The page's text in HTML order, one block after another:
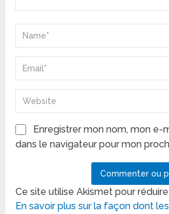
Enregistrer mon nom, mon e-
dans le navigateur pour mon
Ce site utilise Akismet pour
En savoir plus sur la façon dont